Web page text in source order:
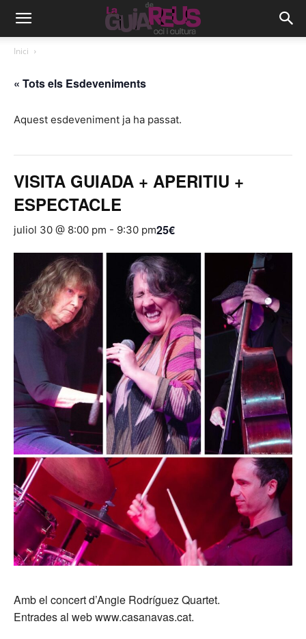
Inici
« Tots els Esdeveniments
Aquest esdeveniment ja ha passat.
VISITA GUIADA + APERITIU +
ESPECTACLE
juliol 30 @ 8:00 pm - 9:30 pm25€
Amb el concert d’Angie Rodríguez Quartet.
Entrades al web www.casanavas.cat.